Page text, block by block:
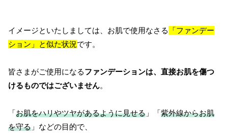
イメージといたしましては、お肌で使用なさる
「ファンデー
ション」と似た状況です。
皆さまがご使用になるファンデーションは、直接お肌を傷つ
けるものではございません。
「お肌をハリやツヤがあるように見せる 」「紫外線からお肌
を守る 」などの目的で、